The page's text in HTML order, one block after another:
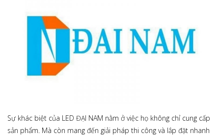
Sự khác biệt của LED ĐẠI NAM nằm ở việc họ không chỉ cung cấp
sản phẩm. Mà còn mang đến giải pháp thi công và lắp đặt nhanh